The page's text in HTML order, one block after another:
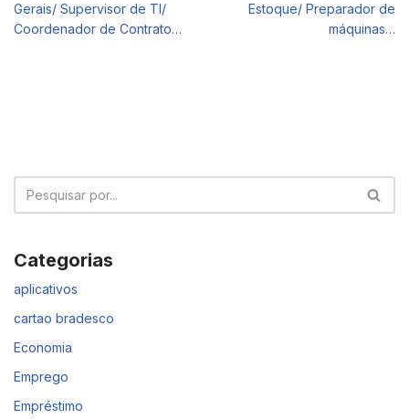
Gerais/ Supervisor de TI/
Coordenador de Contrato…
Estoque/ Preparador de
máquinas…
Categorias
aplicativos
cartao bradesco
Economia
Emprego
Empréstimo